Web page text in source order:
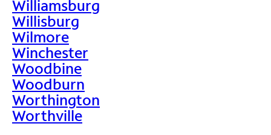
Williamsburg
Willisburg
Wilmore
Winchester
Woodbine
Woodburn
Worthington
Worthville